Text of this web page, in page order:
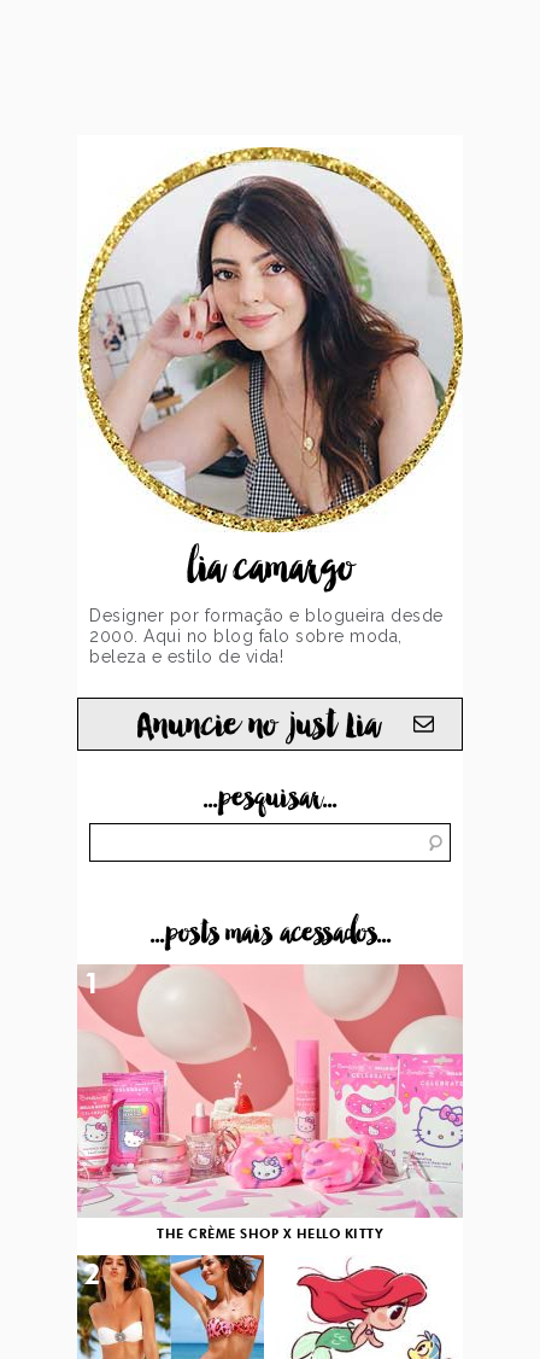
lia camargo
Designer por formação e blogueira desde
2000. Aqui no blog falo sobre moda,
beleza e estilo de vida!
Anuncie no just Lia
...pesquisar...
...posts mais acessados...
THE CRÈME SHOP X HELLO KITTY
1
2 3